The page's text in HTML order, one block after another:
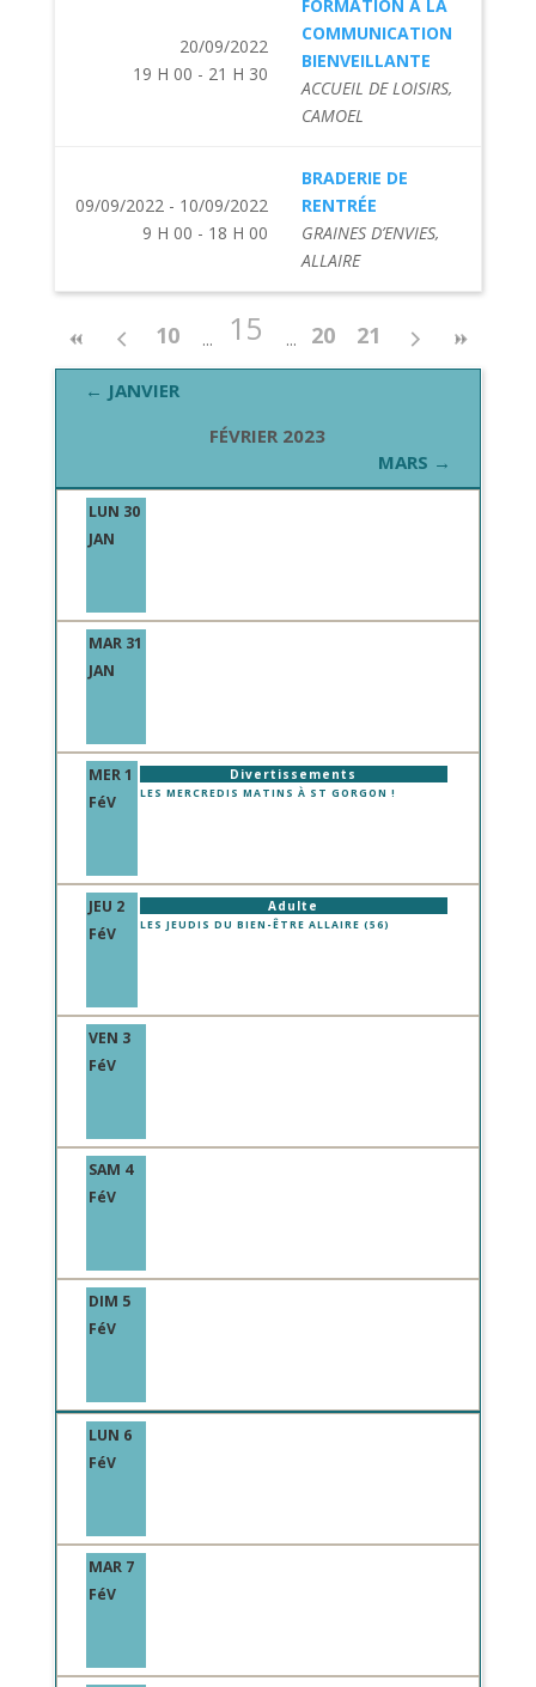
20/09/2022
19 H 00 - 21 H 30
FORMATION À LA
COMMUNICATION
BIENVEILLANTE
ACCUEIL DE LOISIRS,
CAMOEL
09/09/2022 - 10/09/2022
9 H 00 - 18 H 00
BRADERIE DE
RENTRÉE
GRAINES D’ENVIES,
ALLAIRE
10 15 20 21
← JANVIER
FÉVRIER 2023
MARS →
LUN 30
JAN
MAR 31
JAN
MER 1
FéV
Divertissements
LES MERCREDIS MATINS À ST GORGON !
JEU 2
FéV
Adulte
LES JEUDIS DU BIEN-ÊTRE ALLAIRE (56)
VEN 3
FéV
SAM 4
FéV
DIM 5
FéV
LUN 6
FéV
MAR 7
FéV